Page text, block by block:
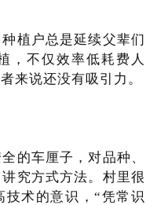
植户总是延续父辈们
，不仅效率低耗费人
来说还没有吸引力。
的车厘子，对品种、
究方式方法。村里很
术的意识，“凭常识